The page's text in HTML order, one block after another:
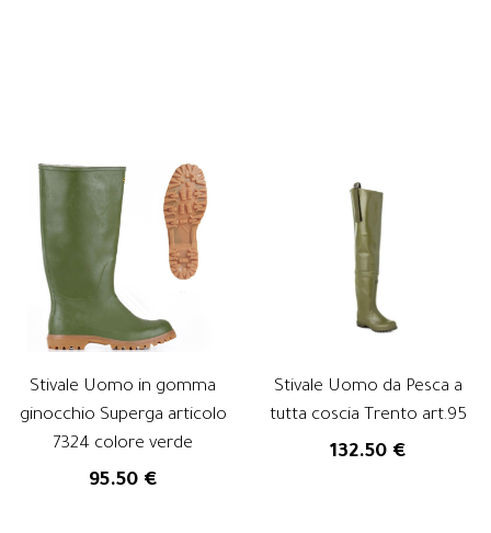
Stivale Uomo in gomma
ginocchio Superga articolo
7324 colore verde
95.50 €
Stivale Uomo da Pesca a
tutta coscia Trento art.95
132.50 €